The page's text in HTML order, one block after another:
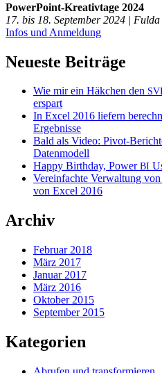
PowerPoint-Kreativtage 2024
17. bis 18. September 2024 | Fulda
Infos und Anmeldung
Neueste Beiträge
Wie mir ein Häkchen den
erspart
In Excel 2016 liefern
Ergebnisse
Bald als Video: Pivot-
Datenmodell
Happy Birthday, PowerBI
Vereinfachte Verwaltung
von Excel 2016
Archiv
Februar 2018
März 2017
Januar 2017
März 2016
Oktober 2015
September 2015
Kategorien